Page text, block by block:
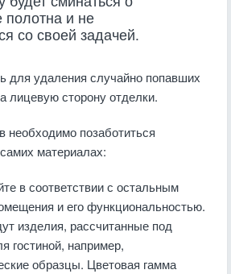
полотна и не
со своей задачей.
для удаления случайно попавших
лицевую сторону отделки.
необходимо позаботиться
материалах:
в соответствии с остальным
и его функциональностью.
изделия, рассчитанные под
гостиной, например,
образцы. Цветовая гамма